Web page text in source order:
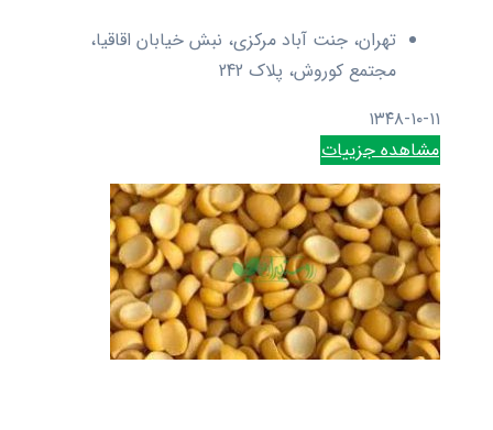
تهران، جنت آباد مرکزی، نبش خیابان اقاقیا،
مجتمع کوروش، پلاک 242
۱۳۴۸-۱۰-۱۱
مشاهده جزییات